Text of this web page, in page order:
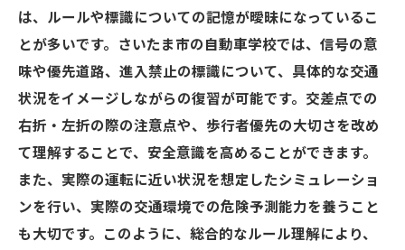
は、ルールや標識についての記憶が曖昧になっているこ
とが多いです。さいたま市の自動車学校では、信号の意
味や優先道路、進入禁止の標識について、具体的な交通
状況をイメージしながらの復習が可能です。交差点での
右折・左折の際の注意点や、歩行者優先の大切さを改め
て理解することで、安全意識を高めることができます。
また、実際の運転に近い状況を想定したシミュレーショ
ンを行い、実際の交通環境での危険予測能力を養うこと
も大切です。このように、総合的なルール理解により、